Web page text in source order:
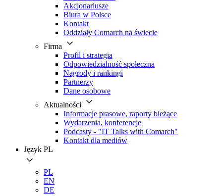
Akcjonariusze
Biura w Polsce
Kontakt
Oddziały Comarch na świecie
Firma
Profil i strategia
Odpowiedzialność społeczna
Nagrody i rankingi
Partnerzy
Dane osobowe
Aktualności
Informacje prasowe, raporty bieżące
Wydarzenia, konferencje
Podcasty - "IT Talks with Comarch"
Kontakt dla mediów
Język PL
PL
EN
DE